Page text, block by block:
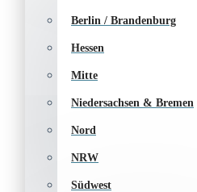
Berlin / Brandenburg
Hessen
Mitte
Niedersachsen & Bremen
Nord
NRW
Südwest